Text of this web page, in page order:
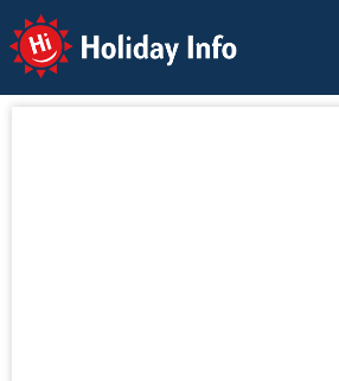
Holiday Info